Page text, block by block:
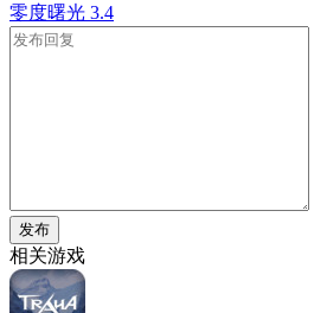
零度曙光 3.4
发布
相关游戏